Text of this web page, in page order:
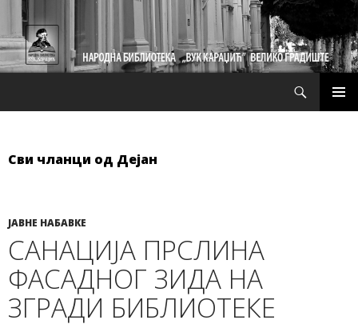
Сви чланци од Дејан
ЈАВНЕ НАБАВКЕ
САНАЦИЈА ПРСЛИНА
ФАСАДНОГ ЗИДА НА
ЗГРАДИ БИБЛИОТЕКЕ